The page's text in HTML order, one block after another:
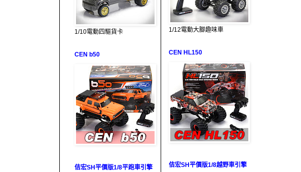
1/10電動四驅貨卡
CEN b50
佶宏SH平價版1/8平跑車引擎
1/12電動大腳趣味車
CEN HL150
佶宏SH平價版1/8越野車引擎